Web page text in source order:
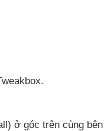
ở góc trên cùng